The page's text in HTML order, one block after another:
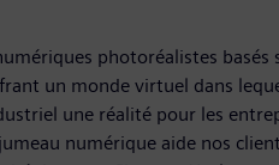
photoréalistes
un monde virtuel dans
une réalité pour les
numérique aide nos